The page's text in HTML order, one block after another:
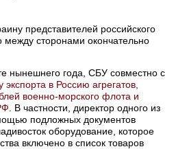
представителей российского
сторонами окончательно
нынешнего года, СБУ совместно с
экспорта в Россию агрегатов,
военно-морского флота и
. В частности, директор одного из
подложных документов
оборудование, которое
включено в список товаров